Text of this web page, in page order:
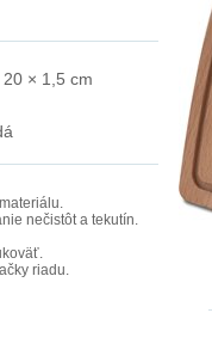
× 1,5 cm
nečistôt a tekutín.
riadu.